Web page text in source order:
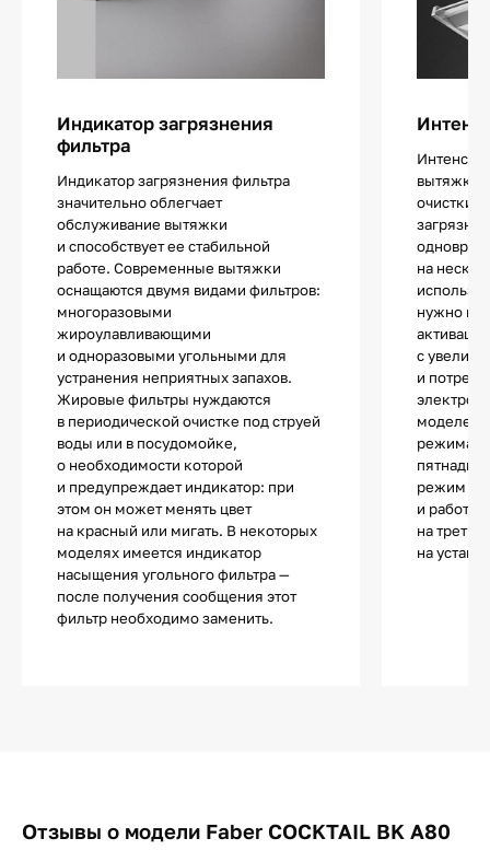
Индикатор загрязнения
фильтра
Индикатор загрязнения фильтра
значительно облегчает
обслуживание вытяжки
и способствует ее стабильной
работе. Современные вытяжки
оснащаются двумя видами фильтров:
многоразовыми
жироулавливающими
и одноразовыми угольными для
устранения неприятных запахов.
Жировые фильтры нуждаются
в периодической очистке под струей
воды или в посудомойке,
о необходимости которой
и предупреждает индикатор: при
этом он может менять цвет
на красный или мигать. В некоторых
моделях имеется индикатор
насыщения угольного фильтра —
после получения сообщения этот
фильтр необходимо заменить.
вытяжках
очистки
на
нужно
с
и
моделей
режима
режим
и работа
на
на
Отзывы о модели Faber COCKTAIL BK A80